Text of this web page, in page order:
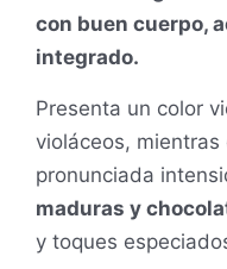
con buen cuerpo,
integrado.
Presenta un color
violáceos, mientras
pronunciada
maduras y
y toques